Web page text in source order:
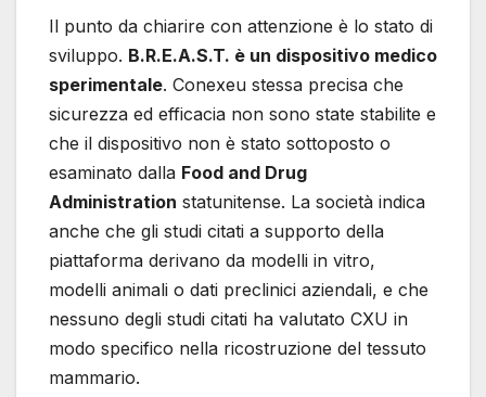
Il punto da chiarire con attenzione è lo stato di
sviluppo. B.R.E.A.S.T. è un dispositivo medico
sperimentale. Conexeu stessa precisa che
sicurezza ed efficacia non sono state stabilite e
che il dispositivo non è stato sottoposto o
esaminato dalla Food and Drug
Administration statunitense. La società indica
anche che gli studi citati a supporto della
piattaforma derivano da modelli in vitro,
modelli animali o dati preclinici aziendali, e che
nessuno degli studi citati ha valutato CXU in
modo specifico nella ricostruzione del tessuto
mammario.